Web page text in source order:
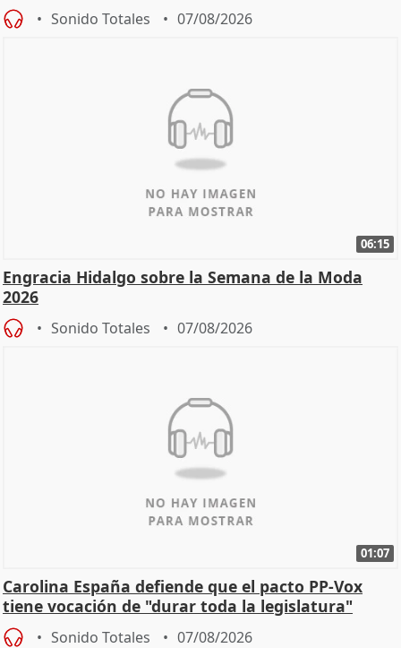
Sonido Totales 07/08/2026
06:15
Engracia Hidalgo sobre la Semana de la Moda
2026
Sonido Totales 07/08/2026
01:07
Carolina España defiende que el pacto PP-Vox
tiene vocación de "durar toda la legislatura"
Sonido Totales 07/08/2026